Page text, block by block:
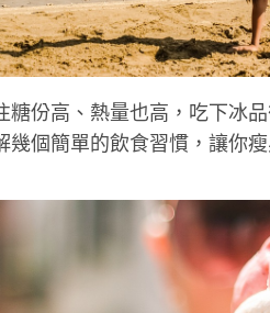
糖份高、熱量也高，吃下冰
幾個簡單的飲食習慣，讓你